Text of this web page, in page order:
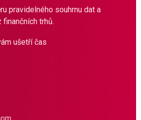
pravidelného souhrnu dat a
trhů.
ušetří čas